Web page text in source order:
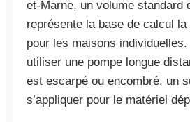
et-Marne, un volume standard
représente la base de calcul
pour les maisons
utiliser une pompe longue
est escarpé ou encombré, un
s’appliquer pour le matériel